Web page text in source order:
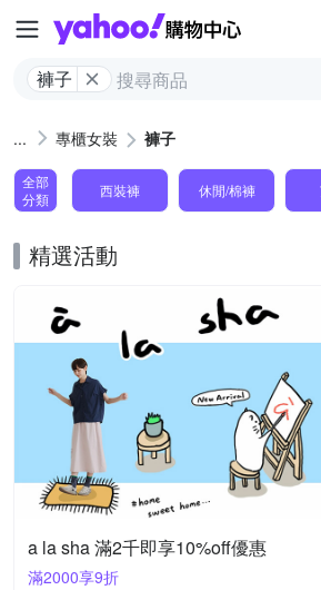
Yahoo購
褲子
專櫃女裝 褲子
全部
分類
西裝褲 休閒/棉褲
精選活動
a la sha 滿2千即享10%off優惠
滿2000享9折